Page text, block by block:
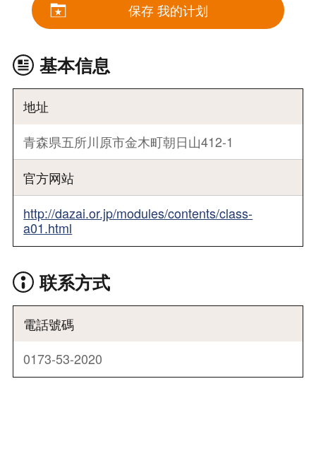
保存 我的计划
基本信息
地址
青森県五所川原市金木町朝日山412-1
官方网站
http://dazai.or.jp/modules/contents/class-
a01.html
联系方式
電話號碼
0173-53-2020